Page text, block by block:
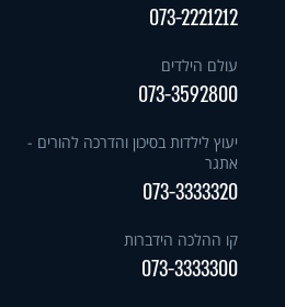
073-2221212
עולם הילדים
073-3592800
יעוץ לילדות בסיכון והדרכה להורים -
אתגר
073-3333320
קו ההלכה הידברות
073-3333300